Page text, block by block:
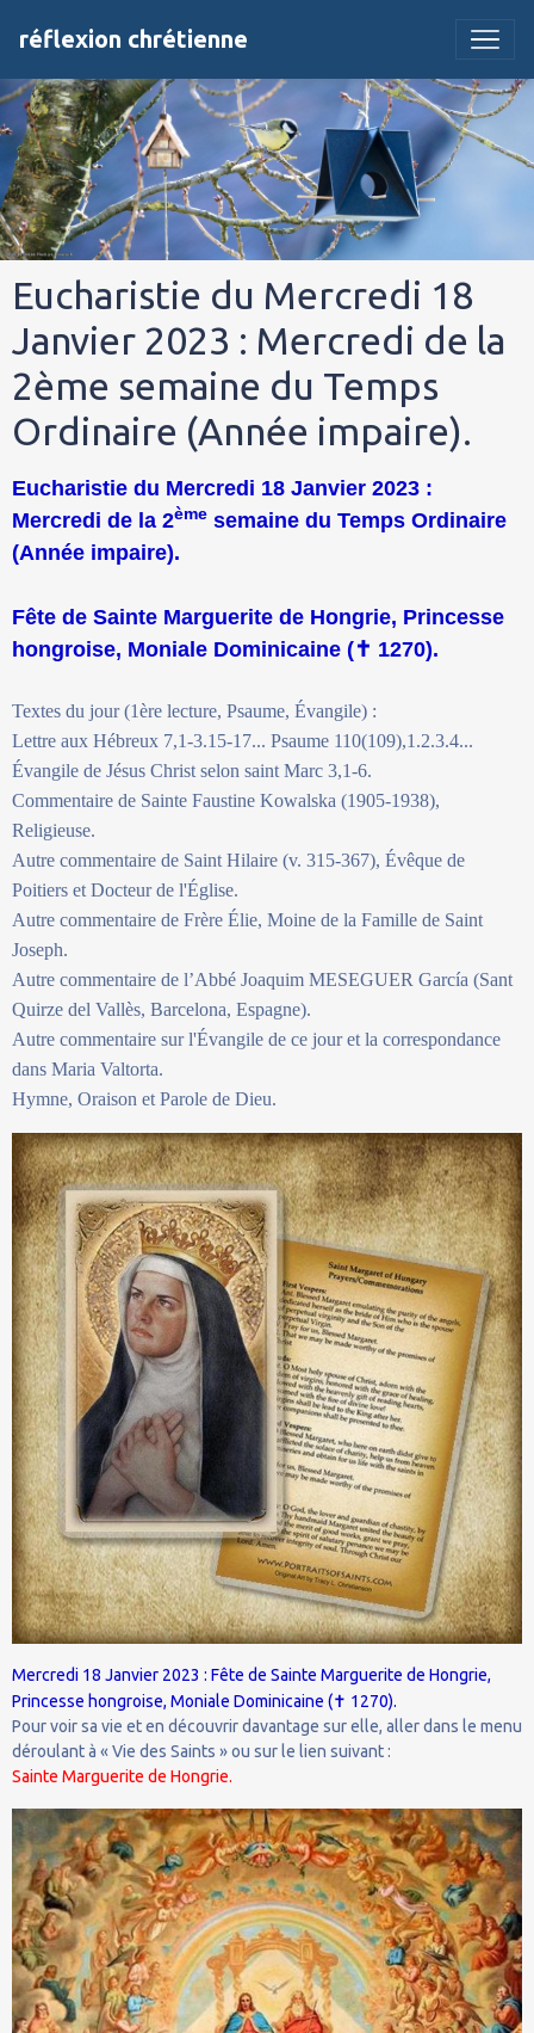
réflexion chrétienne
Eucharistie du Mercredi 18
Janvier 2023 : Mercredi de la
2ème semaine du Temps
Ordinaire (Année impaire).
Eucharistie du Mercredi 18 Janvier 2023 :
Mercredi de la 2ème semaine du Temps Ordinaire
(Année impaire).
Fête de Sainte Marguerite de Hongrie, Princesse
hongroise, Moniale Dominicaine (✝ 1270).
Textes du jour (1ère lecture, Psaume, Évangile) :
Lettre aux Hébreux 7,1-3.15-17... Psaume 110(109),1.2.3.4...
Évangile de Jésus Christ selon saint Marc 3,1-6.
Commentaire de Sainte Faustine Kowalska (1905-1938),
Religieuse.
Autre commentaire de Saint Hilaire (v. 315-367), Évêque de
Poitiers et Docteur de l'Église.
Autre commentaire de Frère Élie, Moine de la Famille de Saint
Joseph.
Autre commentaire de l’Abbé Joaquim MESEGUER García (Sant
Quirze del Vallès, Barcelona, Espagne).
Autre commentaire sur l'Évangile de ce jour et la correspondance
dans Maria Valtorta.
Hymne, Oraison et Parole de Dieu.
Mercredi 18 Janvier 2023 : Fête de Sainte Marguerite de Hongrie,
Princesse hongroise, Moniale Dominicaine (✝ 1270).
Pour voir sa vie et en découvrir davantage sur elle, aller dans le menu
déroulant à « Vie des Saints » ou sur le lien suivant :
Sainte Marguerite de Hongrie.